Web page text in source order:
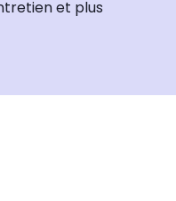
et plus